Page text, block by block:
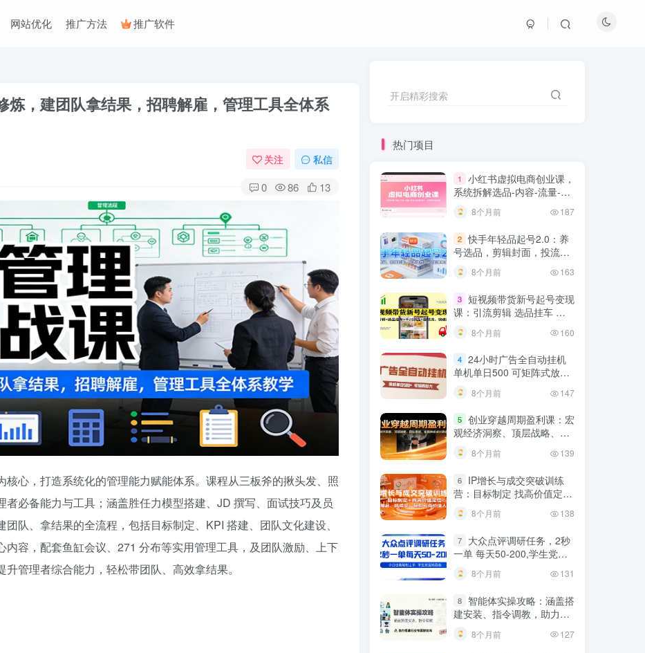
网站优化 推广方法 推广软件
炼，建团队拿结果，招聘解雇，管理工具全体系
关注 私信
0 86 13
心，打造系统化的管理能力赋能体系。课程从三板斧的揪头发、照
必备能力与工具；涵盖胜任力模型搭建、JD 撰写、面试技巧及员
队、拿结果的全流程，包括目标制定、KPI 搭建、团队文化建设、
容，配套鱼缸会议、271 分布等实用管理工具，及团队激励、上下
管理者综合能力，轻松带团队、高效拿结果。
开启精彩搜索
热门项目
1
小红书虚拟电商创业课，
系统拆解选品-内容-流量-变
8个月前 187
2 快手年轻品起号2.0：养
号选品，剪辑封面，投流技
8个月前 163
3
短视频带货新号起号变现
课：引流剪辑 选品挂车 千
川测品 自然流，快速起量
8个月前 160
4 24小时广告全自动挂机
单机单日500 可矩阵式放大
无需人工看守 新手小白轻松
玩转8个月前 147
5 创业穿越周期盈利课：宏
观经济洞察、顶层战略、团
队搭建，实现持续成长稳定
变现8个月前 139
6
IP增长与成交突破训练
营：目标制定 找高价值定
引高价值人脉
8个月前 138
7
大众点评调研任务，2秒
一单 每天50-200,学生党宝
8个月前 131
8
智能体实操攻略：涵盖搭
建安装、指令调教，助力搭
建行业专属智能体
8个月前 127